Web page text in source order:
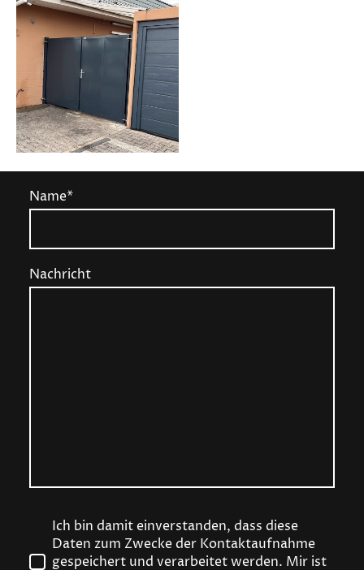
Name*
Nachricht
Ich bin damit einverstanden, dass diese
Daten zum Zwecke der Kontaktaufnahme
gespeichert und verarbeitet werden. Mir ist